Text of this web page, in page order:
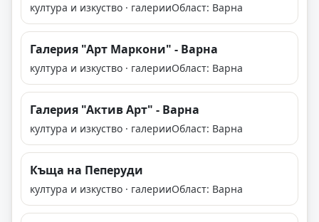
култура и изкуство · галерииОбласт: Варна
Галерия "Арт Маркони" - Варна
култура и изкуство · галерииОбласт: Варна
Галерия "Актив Арт" - Варна
култура и изкуство · галерииОбласт: Варна
Къща на Пеперуди
култура и изкуство · галерииОбласт: Варна